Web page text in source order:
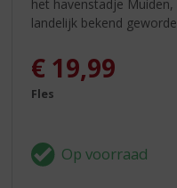
het havenstadje
landelijk bekend
€ 19,99
Fles